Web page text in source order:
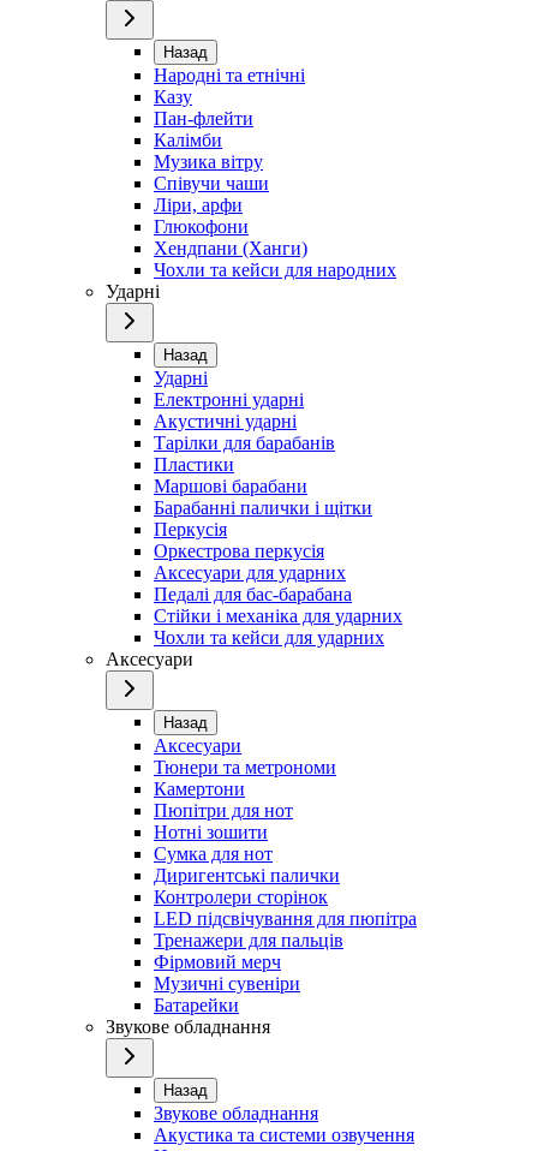
Назад
Народні та етнічні
Казу
Пан-флейти
Калімби
Музика вітру
Співучи чаши
Ліри, арфи
Глюкофони
Хендпани (Ханги)
Чохли та кейси для народних
Ударні
Назад
Ударні
Електронні ударні
Акустичні ударні
Тарілки для барабанів
Пластики
Маршові барабани
Барабанні палички і щітки
Перкусія
Оркестрова перкусія
Аксесуари для ударних
Педалі для бас-барабана
Стійки і механіка для ударних
Чохли та кейси для ударних
Аксесуари
Назад
Аксесуари
Тюнери та метрономи
Камертони
Пюпітри для нот
Нотні зошити
Сумка для нот
Диригентські палички
Контролери сторінок
LED підсвічування для пюпітра
Тренажери для пальців
Фірмовий мерч
Музичні сувеніри
Батарейки
Звукове обладнання
Назад
Звукове обладнання
Акустика та системи озвучення